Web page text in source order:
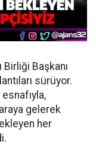
Başkanı
sürüyor.
gelerek
her